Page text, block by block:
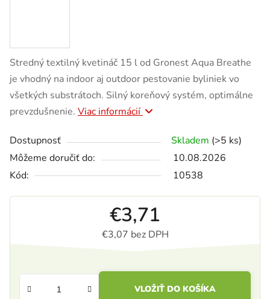
Stredný textilný kvetináč 15 l od Gronest Aqua Breathe
je vhodný na indoor aj outdoor pestovanie byliniek vo
všetkých substrátoch. Silný koreňový systém, optimálne
prevzdušnenie. Viac informácií
Dostupnosť Skladem (>5 ks)
Môžeme doručiť do:
10.08.2026
Kód:
10538
€3,71
€3,07 bez DPH
VLOŽIŤ DO KOŠÍKA